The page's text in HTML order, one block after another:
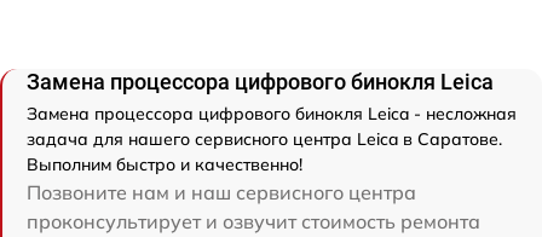
Замена процессора цифрового бинокля Leica
Замена процессора цифрового бинокля Leica - несложная
задача для нашего сервисного центра Leica в Саратове.
Выполним быстро и качественно!
Позвоните нам и наш сервисного центра
проконсультирует и озвучит стоимость ремонта